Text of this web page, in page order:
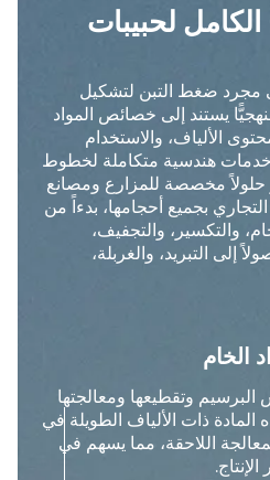
لحبيبات
مجرد ضغط التبن لتشكيل
يستند إلى خصائص المواد
الألياف، والاستخدام
النهائي. تقدم شركة RICHI خدمات هندسية متكاملة لخطوط
حلولاً مخصصة للمزارع ومصانع
بجميع أحجامها، بدءاً من
والتكسير، والتجفيف،
إلى التبريد، والغربلة،
الخام
البرسيم وتقطيعها ومعالجتها
المادة ذات الألياف الطويلة في
اللاحقة، مما يسهم في